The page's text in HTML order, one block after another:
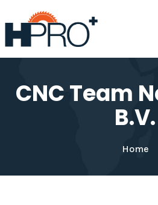
to
main
content
CNC Team
B.V.
Home